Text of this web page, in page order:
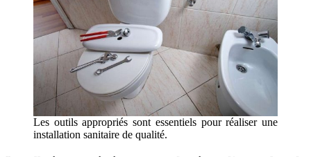
Les outils appropriés sont essentiels pour réaliser une
installation sanitaire de qualité.